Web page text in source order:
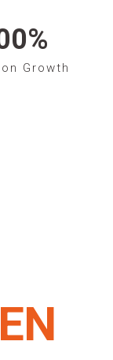
%
Growth